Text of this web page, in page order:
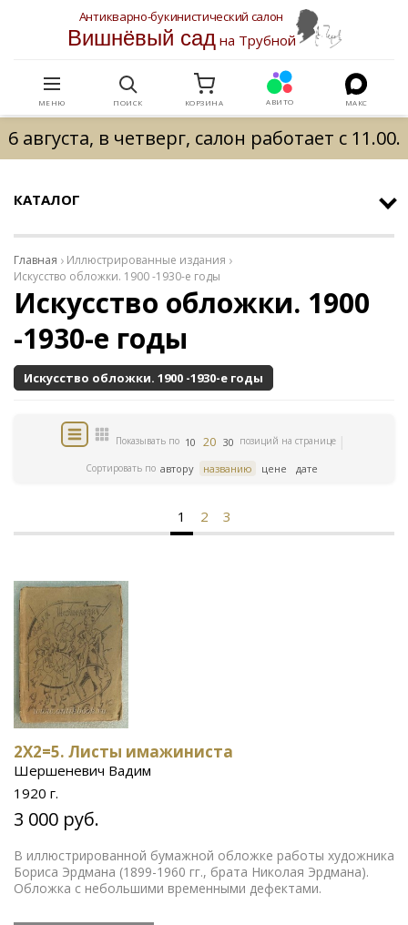
Антикварно-букинистический салон
Вишнёвый садна Трубной
МЕНЮ ПОИСК КОРЗИНА АВИТО МАКС
6 августа, в четверг, салон работает с 11.00.
КАТАЛОГ
Главная
Иллюстрированные издания
Искусство обложки. 1900 -1930-е годы
Искусство обложки. 1900
-1930-е годы
Искусство обложки. 1900 -1930-е годы
Показывать по 10 20 30 позиций на странице
Сортировать по автору названию цене дате
1 2 3
2Х2=5. Листы имажиниста
Шершеневич Вадим
1920 г.
3 000 руб.
В иллюстрированной бумажной обложке работы художника
Бориса Эрдмана (1899-1960 гг., брата Николая Эрдмана).
Обложка с небольшими временными дефектами.